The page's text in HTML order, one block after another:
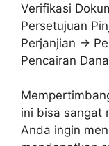
Verifikasi
Persetujuan
Perjanjian →
Pencairan Dana
ini bisa sangat
Anda ingin